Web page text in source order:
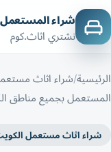
شراء المستعمل
نشتري اثاث.كوم
الرئيسية شراء اثاث
المستعمل بجميع مناطق
شراء اثاث مستعمل